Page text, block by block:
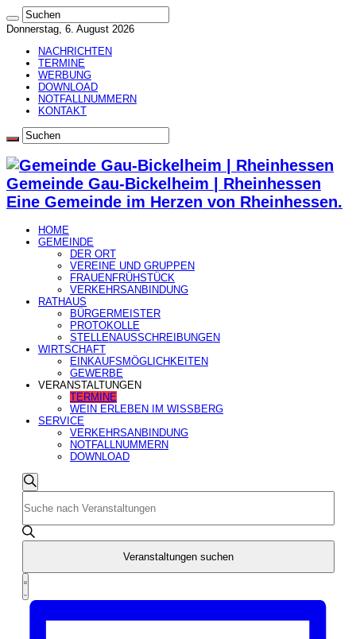
Donnerstag, 6. August 2026
NACHRICHTEN
TERMINE
WERBUNG
DOWNLOAD
NOTFALLNUMMERN
KONTAKT
Gemeinde Gau-Bickelheim | Rheinhessen
Eine Gemeinde im Herzen von Rheinhessen.
HOME
GEMEINDE
DER ORT
VEREINE UND GRUPPEN
FRAUENFRÜHSTÜCK
VERKEHRSANBINDUNG
RATHAUS
BÜRGERMEISTER
PROTOKOLLE
STELLENAUSSCHREIBUNGEN
WIRTSCHAFT
EINKAUFSMÖGLICHKEITEN
GEWERBE
VERANSTALTUNGEN
TERMINE
WEIN ERLEBEN IM WISSBERG
SERVICE
VERKEHRSANBINDUNG
NOTFALLNUMMERN
DOWNLOAD
Veranstaltungen
Veranstaltungen
und
Ansichten,
Suche
Schlüsselwort
Suche
nach
Schlüsselwort.
Veranstaltungen suchen
Veranstaltung
Ansichten-
Navigation
Liste